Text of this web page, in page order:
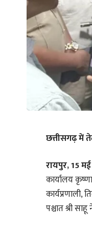
छत्तीसगढ़ में
रायपुर, 15
कार्यालय
कार्यप्रणाली,
पश्चात श्री